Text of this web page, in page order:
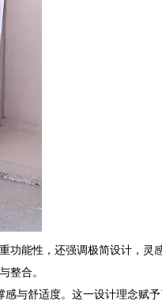
能性，还强调极简设计，灵
整合。
与舒适度。这一设计理念赋